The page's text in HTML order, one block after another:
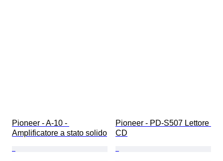
Pioneer - A-10 -
Amplificatore a stato solido
Pioneer - PD-S507 Lettore
CD